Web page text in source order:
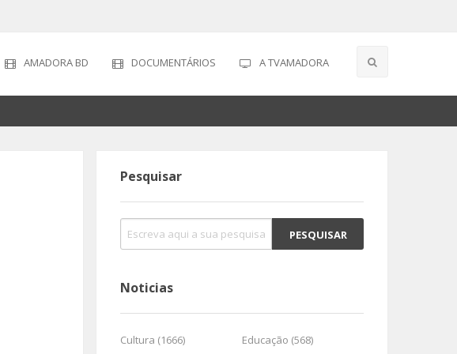
AMADORA BD DOCUMENTÁRIOS A TVAMADORA
Pesquisar
Noticias
Cultura (1666)
Educação (568)